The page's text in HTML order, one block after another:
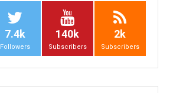
7.4k
Followers
140k
Subscribers
2k
Subscribers